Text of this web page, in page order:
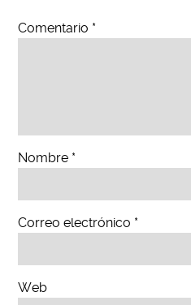
Comentario *
Nombre *
Correo electrónico *
Web